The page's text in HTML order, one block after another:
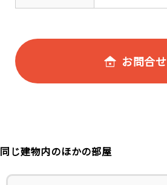
お問合せ
同じ建物内のほかの部屋